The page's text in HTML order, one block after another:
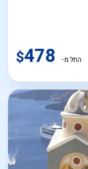
החל מ- $478